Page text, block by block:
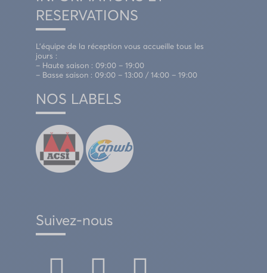
RESERVATIONS
L’équipe de la réception vous accueille tous les
jours :
– Haute saison : 09:00 – 19:00
– Basse saison : 09:00 – 13:00 / 14:00 – 19:00
NOS LABELS
Suivez-nous